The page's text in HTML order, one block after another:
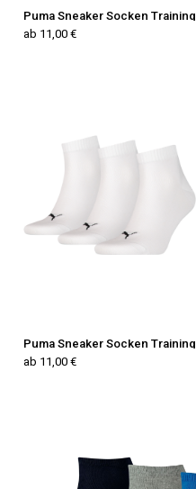
Puma Sneaker Socken Training
ab 11,00 €
Puma Sneaker Socken Training
ab 11,00 €